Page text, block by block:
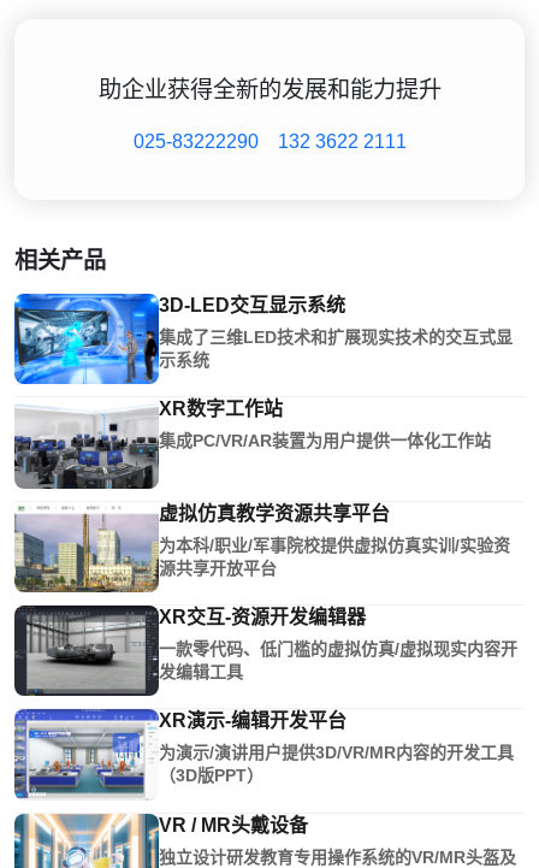
助企业获得全新的发展和能力提升
025-83222290 132 3622 2111
相关产品
3D-LED交互显示系统
集成了三维LED技术和扩展现实技术的交互式显
示系统
XR数字工作站
集成PC/VR/AR装置为用户提供一体化工作站
虚拟仿真教学资源共享平台
为本科/职业/军事院校提供虚拟仿真实训/实验资
源共享开放平台
XR交互-资源开发编辑器
一款零代码、低门槛的虚拟仿真/虚拟现实内容开
发编辑工具
XR演示-编辑开发平台
为演示/演讲用户提供3D/VR/MR内容的开发工具
（3D版PPT）
VR / MR头戴设备
独立设计研发教育专用操作系统的VR/MR头盔及